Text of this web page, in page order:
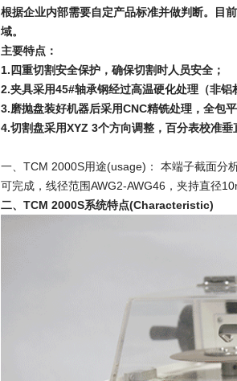
根据企业内部需要自定产品标准并做判断。目
域。
主要特点：
1.四重切割安全保护，确保切割时人员安全；
2.夹具采用45#轴承钢经过高温硬化处理（非铝
3.磨抛盘装好机器后采用CNC精铣处理，全包
4.切割盘采用XYZ 3个方向调整，百分表校准垂
一、TCM 2000S用途(usage)： 本端子截面分
可完成，线径范围AWG2-AWG46，夹持直径
二、TCM 2000S系统特点(Characteristic)